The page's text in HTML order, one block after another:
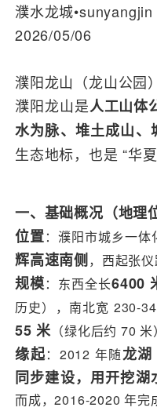
濮水龙城•sunyangjin
2026/05/06
濮阳龙山（龙山公园
濮阳龙山是人工山体
水为脉、堆土成山、
生态地标，也是 “华
一、基础概况（地理
位置：濮阳市城乡一体
辉高速南侧，西起张仪
规模：东西全长6400
历史），南北宽 230-
55 米 （绿化后约 70
缘起：2012 年随龙
同步建设，用开挖
而成，2016-2020 年完